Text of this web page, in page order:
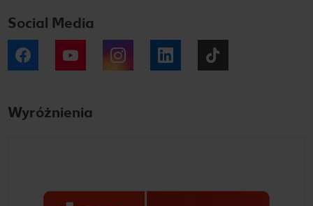
Social Media
Facebook YouTube Instagram LinkedIn
Wyróżnienia